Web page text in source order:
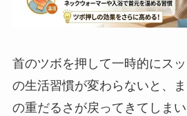
首のツボを押して一時的にス
の生活習慣が変わらないと、
の重だるさが戻ってきてしま